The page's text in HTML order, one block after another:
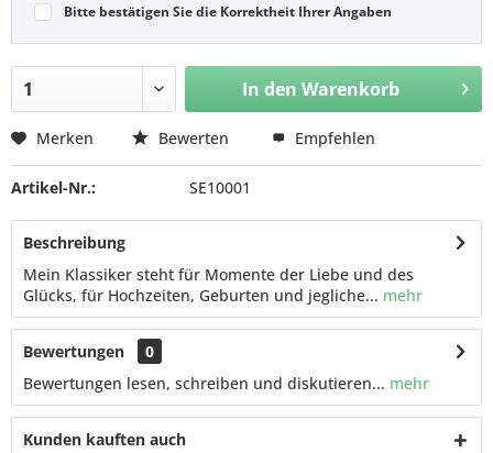
Bitte bestätigen Sie die Korrektheit Ihrer Angaben
In den Warenkorb
Merken Bewerten Empfehlen
Artikel-Nr.: SE10001
Beschreibung
Mein Klassiker steht für Momente der Liebe und des
Glücks, für Hochzeiten, Geburten und jegliche... mehr
Bewertungen
0
Bewertungen lesen, schreiben und diskutieren... mehr
Kunden kauften auch